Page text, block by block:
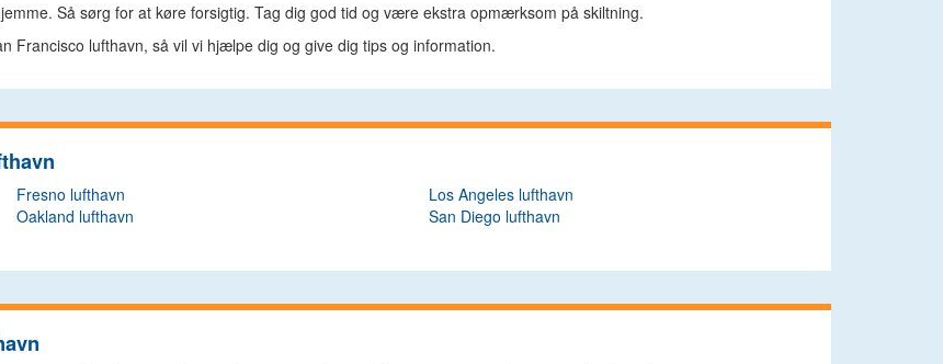
Så sørg for at køre forsigtig. Tag dig god tid og være ekstra opmærksom på skiltning.
Francisco lufthavn, så vil vi hjælpe dig og give dig tips og information.
Fresno lufthavn
Los Angeles lufthavn
Oakland lufthavn
San Diego lufthavn